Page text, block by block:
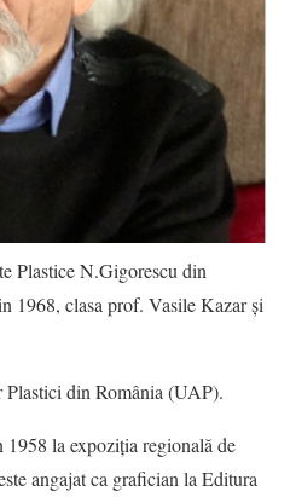
Plastice N.Gigorescu din
1968, clasa prof. Vasile Kazar și
din România (UAP).
1958 la expoziția regională de
angajat ca grafician la Editura